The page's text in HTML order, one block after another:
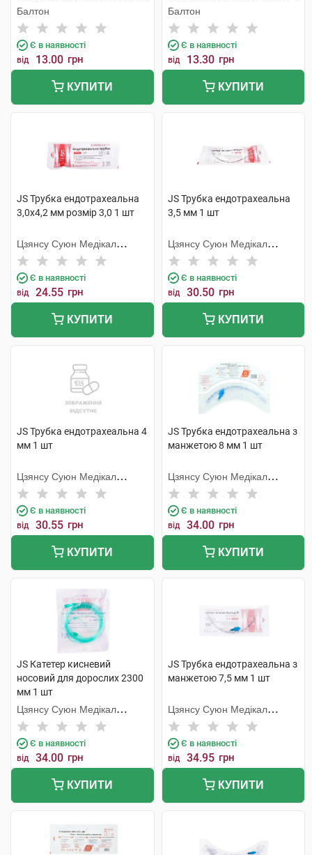
Балтон
Є в наявності
від 13.00 грн
КУПИТИ
Балтон
Є в наявності
від 13.30 грн
КУПИТИ
JS Трубка ендотрахеальна
3,0х4,2 мм розмір 3,0 1 шт
Цзянсу Суюн Медікал
Метіріалс
Є в наявності
від 24.55 грн
КУПИТИ
JS Трубка ендотрахеальна
3,5 мм 1 шт
Цзянсу Суюн Медікал
Метіріалс
Є в наявності
від 30.50 грн
КУПИТИ
JS Трубка ендотрахеальна 4
мм 1 шт
Цзянсу Суюн Медікал
Метіріалс
Є в наявності
від 30.55 грн
КУПИТИ
JS Трубка ендотрахеальна з
манжетою 8 мм 1 шт
Цзянсу Суюн Медікал
Метіріалс
Є в наявності
від 34.00 грн
КУПИТИ
JS Катетер кисневий
носовий для дорослих 2300
мм 1 шт
Цзянсу Суюн Медікал
Метіріалс
Є в наявності
від 34.00 грн
КУПИТИ
JS Трубка ендотрахеальна з
манжетою 7,5 мм 1 шт
Цзянсу Суюн Медікал
Метіріалс
Є в наявності
від 34.95 грн
КУПИТИ